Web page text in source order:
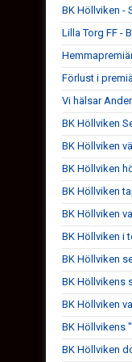
BK Höllviken -
Lilla Torg FF -
Förlust i
Vi hälsar
BK Höllviken
BK Höllviken
BK Höllviken
BK Höllviken
BK Höllviken
BK Höllviken i
BK Höllviken
BK Höllvikens
BK Höllviken
BK Höllvikens
BK Höllviken